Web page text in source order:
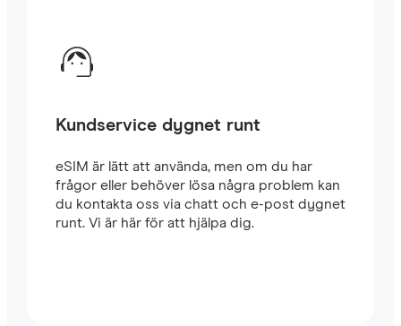
Kundservice dygnet runt
eSIM är lätt att använda, men om du har
frågor eller behöver lösa några problem kan
du kontakta oss via chatt och e-post dygnet
runt. Vi är här för att hjälpa dig.